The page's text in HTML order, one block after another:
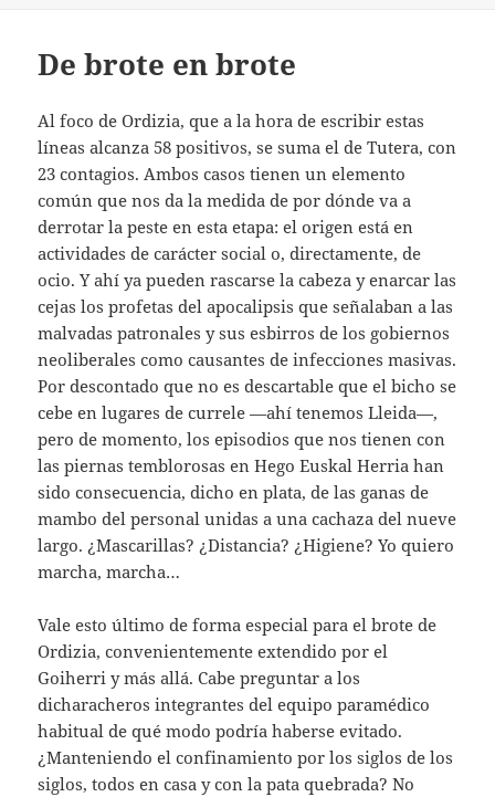
De brote en brote
Al foco de Ordizia, que a la hora de escribir estas
líneas alcanza 58 positivos, se suma el de Tutera, con
23 contagios. Ambos casos tienen un elemento
común que nos da la medida de por dónde va a
derrotar la peste en esta etapa: el origen está en
actividades de carácter social o, directamente, de
ocio. Y ahí ya pueden rascarse la cabeza y enarcar las
cejas los profetas del apocalipsis que señalaban a las
malvadas patronales y sus esbirros de los gobiernos
neoliberales como causantes de infecciones masivas.
Por descontado que no es descartable que el bicho se
cebe en lugares de currele —ahí tenemos Lleida—,
pero de momento, los episodios que nos tienen con
las piernas temblorosas en Hego Euskal Herria han
sido consecuencia, dicho en plata, de las ganas de
mambo del personal unidas a una cachaza del nueve
largo. ¿Mascarillas? ¿Distancia? ¿Higiene? Yo quiero
marcha, marcha…
Vale esto último de forma especial para el brote de
Ordizia, convenientemente extendido por el
Goiherri y más allá. Cabe preguntar a los
dicharacheros integrantes del equipo paramédico
habitual de qué modo podría haberse evitado.
¿Manteniendo el confinamiento por los siglos de los
siglos, todos en casa y con la pata quebrada? No